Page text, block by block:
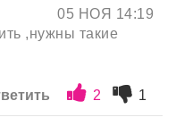
05 НОЯ 14:19
,нужны такие
2 1